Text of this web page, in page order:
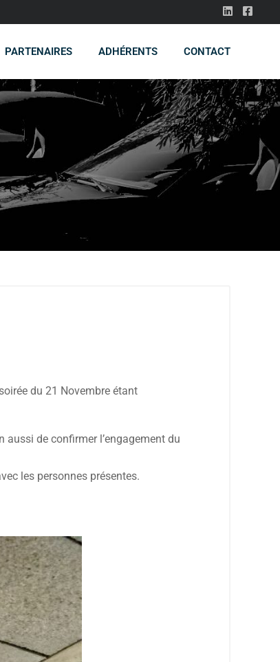
PARTENAIRES ADHÉRENTS CONTACT
du 21 Novembre étant
aussi de confirmer l’engagement du
les personnes présentes.